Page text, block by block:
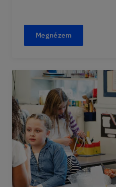
Megnézem